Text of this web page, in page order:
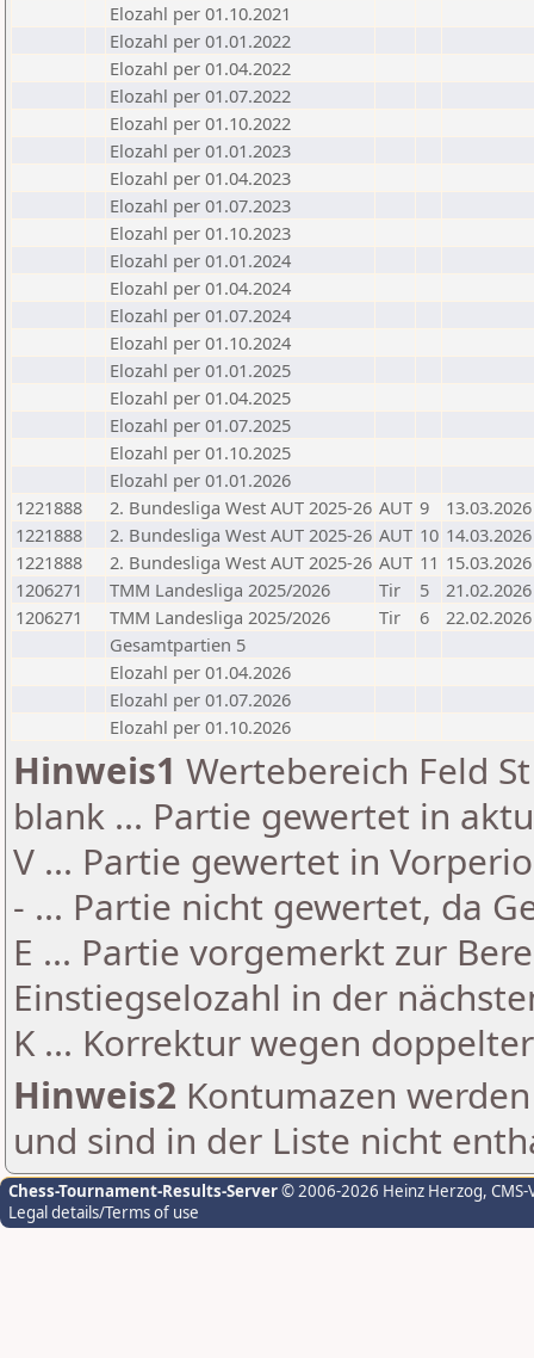
Elozahl per 01.10.2021
Elozahl per 01.01.2022
Elozahl per 01.04.2022
Elozahl per 01.07.2022
Elozahl per 01.10.2022
Elozahl per 01.01.2023
Elozahl per 01.04.2023
Elozahl per 01.07.2023
Elozahl per 01.10.2023
Elozahl per 01.01.2024
Elozahl per 01.04.2024
Elozahl per 01.07.2024
Elozahl per 01.10.2024
Elozahl per 01.01.2025
Elozahl per 01.04.2025
Elozahl per 01.07.2025
Elozahl per 01.10.2025
Elozahl per 01.01.2026
1221888
2. Bundesliga West AUT 2025-26 AUT 9
13.03.2026
1221888
2. Bundesliga West AUT 2025-26 AUT 10 14.03.2026
1221888
2. Bundesliga West AUT 2025-26 AUT 11 15.03.2026
1206271
TMM Landesliga 2025/2026 Tir 5
21.02.2026
1206271
TMM Landesliga 2025/2026 Tir 6
22.02.2026
Gesamtpartien 5
Elozahl per 01.04.2026
Elozahl per 01.07.2026
Elozahl per 01.10.2026
Hinweis1 Wertebereich Feld
blank ... Partie gewertet in
V ... Partie gewertet in
- ... Partie nicht gewertet, da
E ... Partie vorgemerkt zur
Einstiegselozahl in der
K ... Korrektur wegen
Hinweis2 Kontumazen
und sind in der Liste nicht
Chess-Tournament-Results-Server© 2006-2026 Heinz Herzog,
Legal details/Terms of use